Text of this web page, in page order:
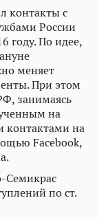
контакты с
России
году. По идее,
меняет
При этом
занимаясь
на
контактами на
Facebook,
Семикрас
по ст.